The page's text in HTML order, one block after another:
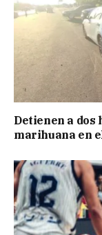
Detienen a dos
marihuana en